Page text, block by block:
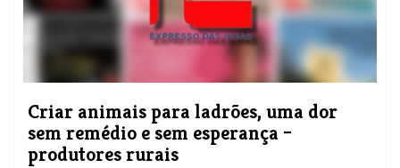
Criar animais para ladrões, uma dor
sem remédio e sem esperança –
produtores rurais